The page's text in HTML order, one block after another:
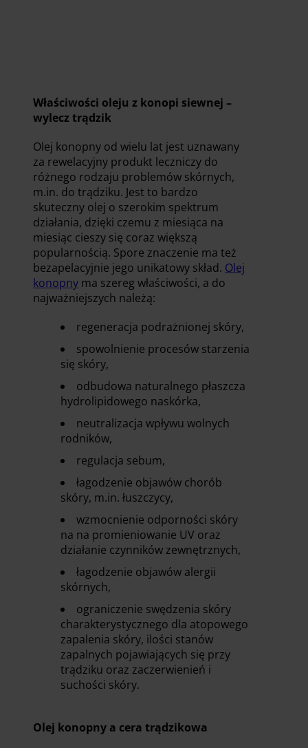
Właściwości oleju z konopi siewnej –
wylecz trądzik
Olej konopny od wielu lat jest uznawany
za rewelacyjny produkt leczniczy do
różnego rodzaju problemów skórnych,
m.in. do trądziku. Jest to bardzo
skuteczny olej o szerokim spektrum
działania, dzięki czemu z miesiąca na
miesiąc cieszy się coraz większą
popularnością. Spore znaczenie ma też
bezapelacyjnie jego unikatowy skład. Olej
konopny ma szereg właściwości, a do
najważniejszych należą:
regeneracja podrażnionej skóry,
spowolnienie procesów starzenia
się skóry,
odbudowa naturalnego płaszcza
hydrolipidowego naskórka,
neutralizacja wpływu wolnych
rodników,
regulacja sebum,
łagodzenie objawów chorób
skóry, m.in. łuszczycy,
wzmocnienie odporności skóry
na na promieniowanie UV oraz
działanie czynników zewnętrznych,
łagodzenie objawów alergii
skórnych,
ograniczenie swędzenia skóry
charakterystycznego dla atopowego
zapalenia skóry, ilości stanów
zapalnych pojawiających się przy
trądziku oraz zaczerwienień i
suchości skóry.
Olej konopny a cera trądzikowa